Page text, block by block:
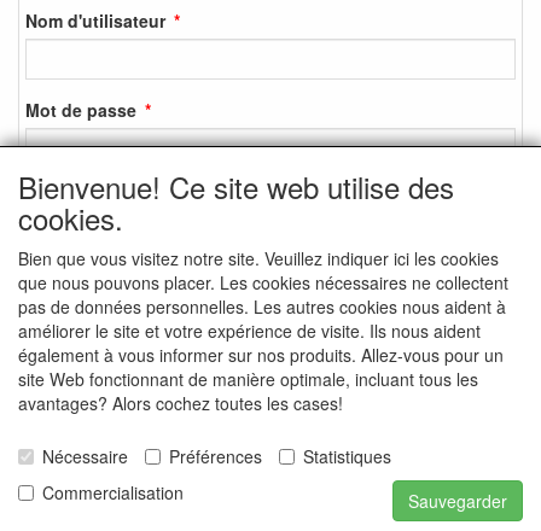
Nom d'utilisateur
Mot de passe
S'inscrire
Mot de passe oublié ?
Bienvenue! Ce site web utilise des
cookies.
Bien que vous visitez notre site. Veuillez indiquer ici les cookies
que nous pouvons placer. Les cookies nécessaires ne collectent
pas de données personnelles. Les autres cookies nous aident à
améliorer le site et votre expérience de visite. Ils nous aident
également à vous informer sur nos produits. Allez-vous pour un
site Web fonctionnant de manière optimale, incluant tous les
avantages? Alors cochez toutes les cases!
Nécessaire Préférences
Statistiques
Commercialisation
Sauvegarder